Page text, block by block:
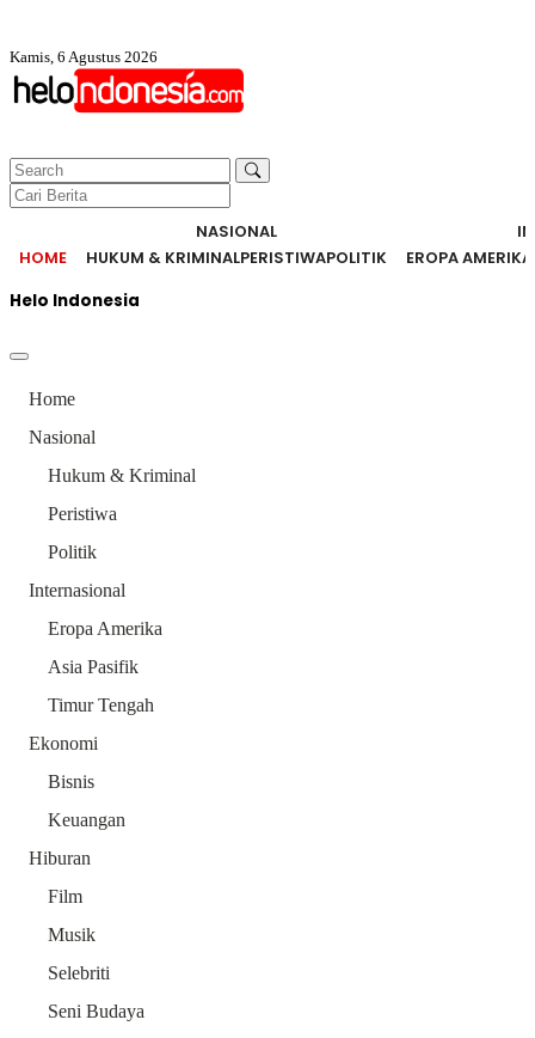
Kamis, 6 Agustus 2026
HOME
NASIONAL
HUKUM & KRIMINALPERISTIWAPOLITIK
EROPA AMERIKA
Helo Indonesia
Home
Nasional
Hukum & Kriminal
Peristiwa
Politik
Internasional
Eropa Amerika
Asia Pasifik
Timur Tengah
Ekonomi
Bisnis
Keuangan
Hiburan
Film
Musik
Selebriti
Seni Budaya